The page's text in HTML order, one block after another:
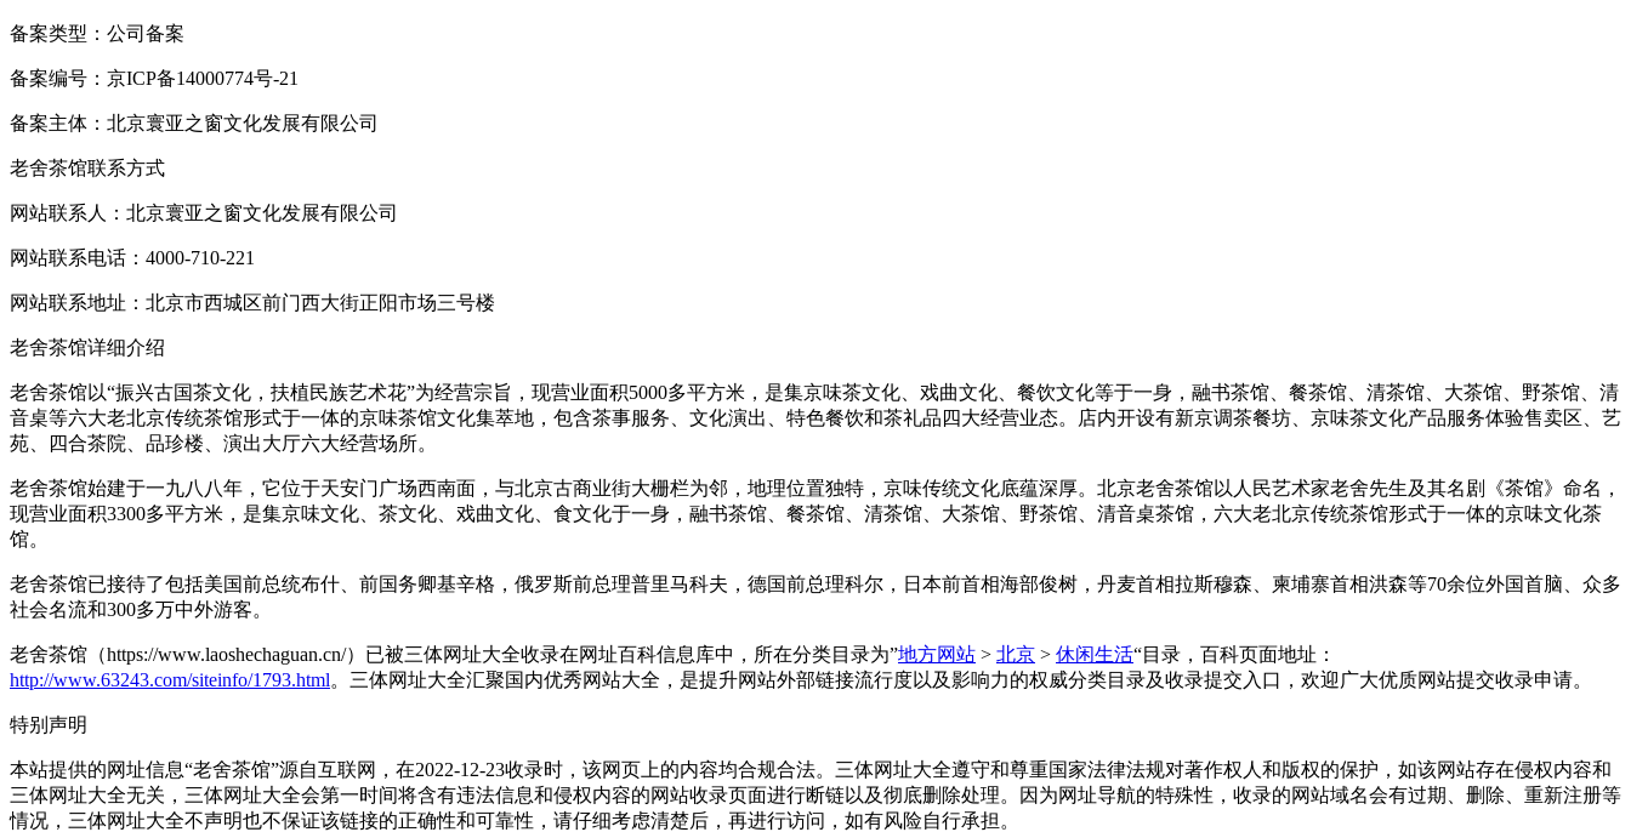
备案类型：公司备案
备案编号：京ICP备14000774号-21
备案主体：北京寰亚之窗文化发展有限公司
老舍茶馆联系方式
网站联系人：北京寰亚之窗文化发展有限公司
网站联系电话：4000-710-221
网站联系地址：北京市西城区前门西大街正阳市场三号楼
老舍茶馆详细介绍
老舍茶馆以“振兴古国茶文化，扶植民族艺术花”为经营宗旨，现营业面积5000多平方米，是集京味茶文化、戏曲文化、餐饮文化等于一身，融书茶馆、餐茶馆、清茶馆、大茶馆、野茶馆、清
音桌等六大老北京传统茶馆形式于一体的京味茶馆文化集萃地，包含茶事服务、文化演出、特色餐饮和茶礼品四大经营业态。店内开设有新京调茶餐坊、京味茶文化产品服务体验售卖区、艺
苑、四合茶院、品珍楼、演出大厅六大经营场所。
老舍茶馆始建于一九八八年，它位于天安门广场西南面，与北京古商业街大栅栏为邻，地理位置独特，京味传统文化底蕴深厚。北京老舍茶馆以人民艺术家老舍先生及其名剧《茶馆》命名，
现营业面积3300多平方米，是集京味文化、茶文化、戏曲文化、食文化于一身，融书茶馆、餐茶馆、清茶馆、大茶馆、野茶馆、清音桌茶馆，六大老北京传统茶馆形式于一体的京味文化茶
馆。
老舍茶馆已接待了包括美国前总统布什、前国务卿基辛格，俄罗斯前总理普里马科夫，德国前总理科尔，日本前首相海部俊树，丹麦首相拉斯穆森、柬埔寨首相洪森等70余位外国首脑、众多
社会名流和300多万中外游客。
老舍茶馆（https://www.laoshechaguan.cn/）已被三体网址大全收录在网址百科信息库中，所在分类目录为”地方网站 > 北京 > 休闲生活“目录，百科页面地址：
http://www.63243.com/siteinfo/1793.html。三体网址大全汇聚国内优秀网站大全，是提升网站外部链接流行度以及影响力的权威分类目录及收录提交入口，欢迎广大优质网站提交收录申请。
特别声明
本站提供的网址信息“老舍茶馆”源自互联网，在2022-12-23收录时，该网页上的内容均合规合法。三体网址大全遵守和尊重国家法律法规对著作权人和版权的保护，如该网站存在侵权内容和
三体网址大全无关，三体网址大全会第一时间将含有违法信息和侵权内容的网站收录页面进行断链以及彻底删除处理。因为网址导航的特殊性，收录的网站域名会有过期、删除、重新注册等
情况，三体网址大全不声明也不保证该链接的正确性和可靠性，请仔细考虑清楚后，再进行访问，如有风险自行承担。